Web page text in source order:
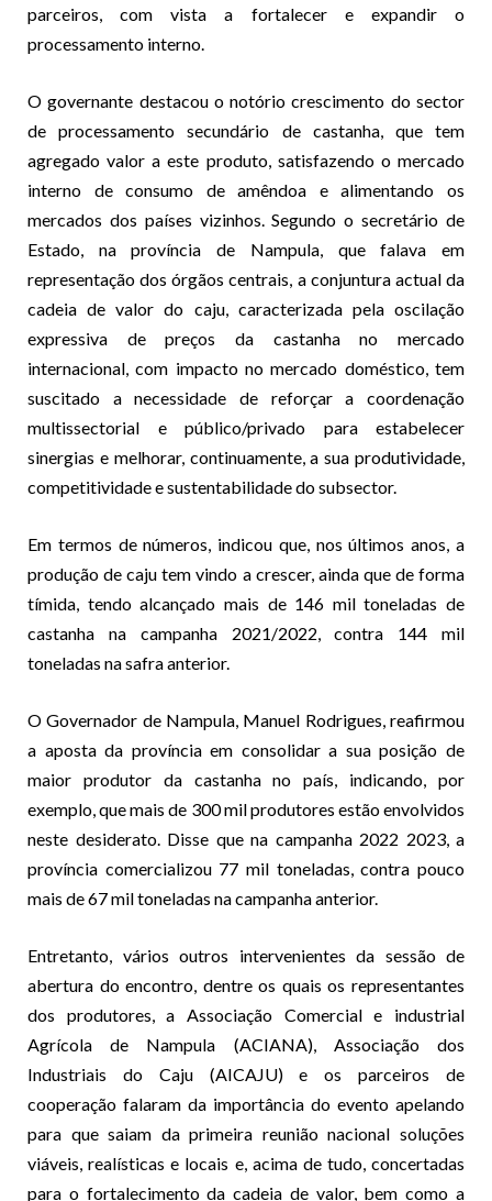
parceiros, com vista a fortalecer e expandir o
processamento interno.
O governante destacou o notório crescimento do sector
de processamento secundário de castanha, que tem
agregado valor a este produto, satisfazendo o mercado
interno de consumo de amêndoa e alimentando os
mercados dos países vizinhos. Segundo o secretário de
Estado, na província de Nampula, que falava em
representação dos órgãos centrais, a conjuntura actual da
cadeia de valor do caju, caracterizada pela oscilação
expressiva de preços da castanha no mercado
internacional, com impacto no mercado doméstico, tem
suscitado a necessidade de reforçar a coordenação
multissectorial e público/privado para estabelecer
sinergias e melhorar, continuamente, a sua produtividade,
competitividade e sustentabilidade do subsector.
Em termos de números, indicou que, nos últimos anos, a
produção de caju tem vindo a crescer, ainda que de forma
tímida, tendo alcançado mais de 146 mil toneladas de
castanha na campanha 2021/2022, contra 144 mil
toneladas na safra anterior.
O Governador de Nampula, Manuel Rodrigues, reafirmou
a aposta da província em consolidar a sua posição de
maior produtor da castanha no país, indicando, por
exemplo, que mais de 300 mil produtores estão envolvidos
neste desiderato. Disse que na campanha 2022 2023, a
província comercializou 77 mil toneladas, contra pouco
mais de 67 mil toneladas na campanha anterior.
Entretanto, vários outros intervenientes da sessão de
abertura do encontro, dentre os quais os representantes
dos produtores, a Associação Comercial e industrial
Agrícola de Nampula (ACIANA), Associação dos
Industriais do Caju (AICAJU) e os parceiros de
cooperação falaram da importância do evento apelando
para que saiam da primeira reunião nacional soluções
viáveis, realísticas e locais e, acima de tudo, concertadas
para o fortalecimento da cadeia de valor, bem como a